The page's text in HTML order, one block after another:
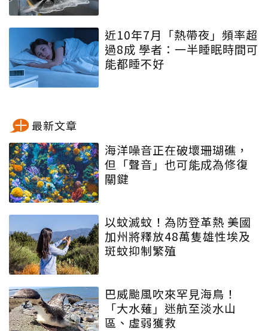
近10年7月「熱帶夜」頻率超
過8成 學者：一半睡眠時間可
能都睡不好
最新文章
海洋噪音正在破壞珊瑚礁，
但「聲音」也可能成為修復
關鍵
以蚊滅蚊！為防登革熱 美國
加州將釋放48萬隻雄性埃及
斑蚊抑制繁殖
巴威颱風吹來罕見海鳥！
「大水薙」迷航至淡水山
區、虛弱獲救